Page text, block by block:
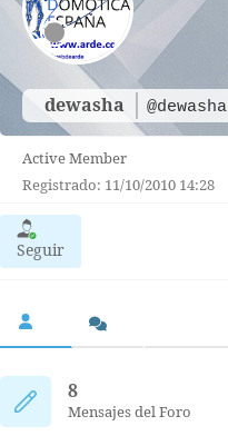
dewasha @dewasha
Active Member
Registrado: 11/10/2010 14:28
Seguir
8
Mensajes del Foro